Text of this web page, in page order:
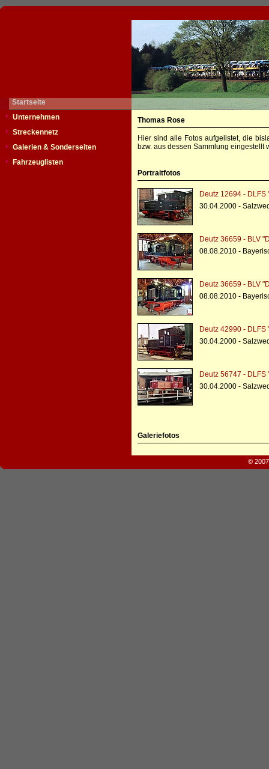
Startseite
Unternehmen
Streckennetz
Galerien & Sonderseiten
Fahrzeuglisten
Thomas Rose
Hier sind alle Fotos aufgelistet, die
bzw. aus dessen Sammlung eingestellt
Portraitfotos
Deutz 12694 - DLFS
30.04.2000 -
Deutz 36659 - BLV
08.08.2010 -
Deutz 36659 - BLV
08.08.2010 -
Deutz 42990 - DLFS
30.04.2000 -
Deutz 56747 - DLFS
30.04.2000 -
Galeriefotos
©